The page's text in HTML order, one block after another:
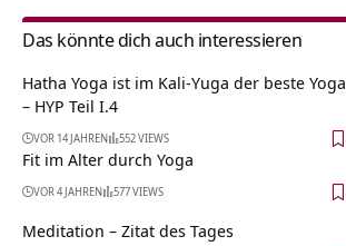
Das könnte dich auch interessieren
Hatha Yoga ist im Kali-Yuga der beste Yoga
– HYP Teil I.4
VOR 14 JAHREN 552 VIEWS
Fit im Alter durch Yoga
VOR 4 JAHREN 577 VIEWS
Meditation – Zitat des Tages